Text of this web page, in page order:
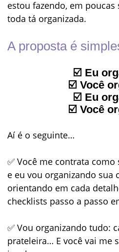
estou fazendo, em poucas
toda tá organizada.
A proposta é
☑️ Eu
☑️ Você
☑️ Eu
☑️ Você
Aí é o seguinte…
✅ Você me contrata como
e eu vou organizando sua
orientando em cada
checklists passo a passo
✅ Vou organizando tudo:
prateleira… E você vai me